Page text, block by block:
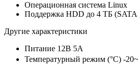
Операционная система Linux
Поддержка HDD до 4 ТБ
Другие характеристики
Питание 12В 5А
Температурный режим (°C) -